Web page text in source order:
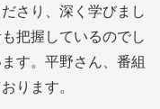
さり、深く学びまし
把握しているのでし
す。平野さん、番組
ります。